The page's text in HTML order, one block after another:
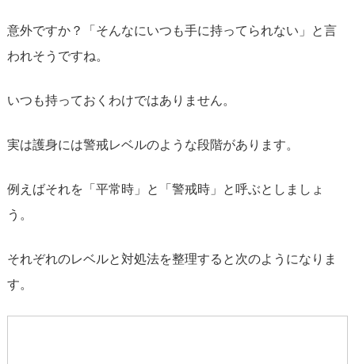
意外ですか？「そんなにいつも手に持ってられない」と言
われそうですね。
いつも持っておくわけではありません。
実は護身には警戒レベルのような段階があります。
例えばそれを「平常時」と「警戒時」と呼ぶとしましょ
う。
それぞれのレベルと対処法を整理すると次のようになりま
す。